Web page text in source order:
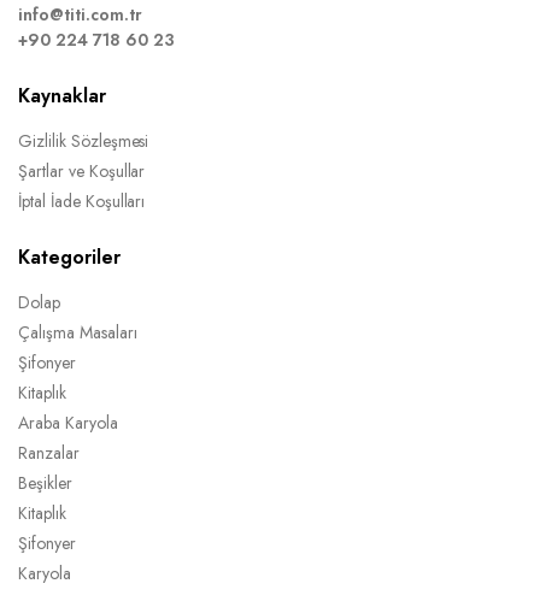
info@titi.com.tr
+90 224 718 60 23
Kaynaklar
Gizlilik Sözleşmesi
Şartlar ve Koşullar
İptal İade Koşulları
Kategoriler
Dolap
Çalışma Masaları
Şifonyer
Kitaplık
Araba Karyola
Ranzalar
Beşikler
Kitaplık
Şifonyer
Karyola